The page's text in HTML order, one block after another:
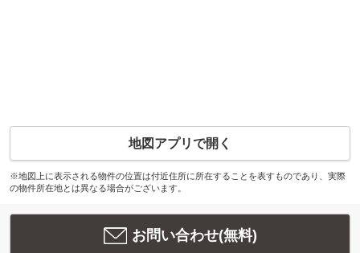
地図アプリで開く
※地図上に表示される物件の位置は付近住所に所在することを表すものであり、実際
の物件所在地とは異なる場合がございます。
お問い合わせ(無料)